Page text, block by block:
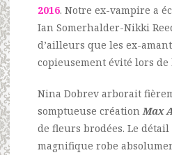
2016. Notre ex-vampire a
Ian Somerhalder-Nikki
d’ailleurs que les ex-
copieusement évité lors de
Nina Dobrev arborait
somptueuse créationMax
de fleurs brodées. Le
magnifique robe